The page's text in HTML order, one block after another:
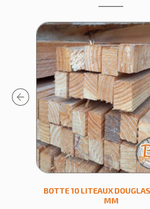
BOTTE 10 LITEAUX
MM
Prev